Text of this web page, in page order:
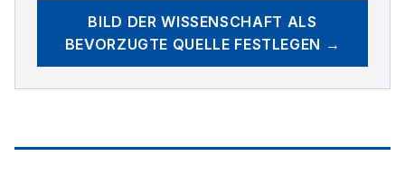
BILD DER WISSENSCHAFT ALS
BEVORZUGTE QUELLE FESTLEGEN →